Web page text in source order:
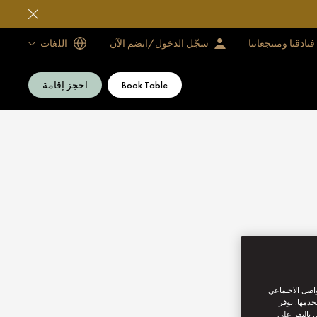
فنادقنا ومنتجعاتنا سجّل الدخول/انضم الآن اللغات
Book Table احجز إقامة
الاجتماعي
توفر
بالنقر على